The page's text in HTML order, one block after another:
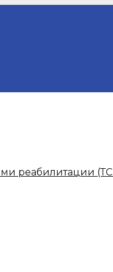
реабилитации